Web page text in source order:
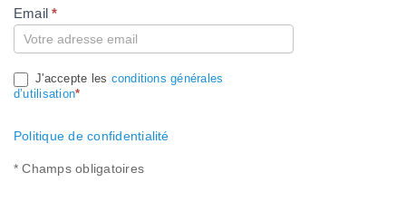
Compte
Email*
J'accepte les conditions générales
d’utilisation*
Politique de confidentialité
* Champs obligatoires